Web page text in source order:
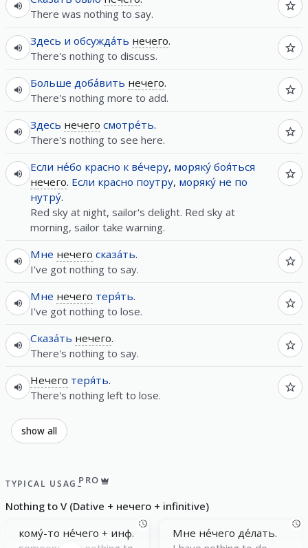
There was nothing to say.
Здесь и обсужда́ть нечего.
There's nothing to discuss.
Больше доба́вить нечего.
There's nothing more to add.
Здесь нечего смотре́ть.
There's nothing to see here.
Если не́бо красно к ве́черу, моряку́ боя́ться
нечего. Если красно поутру, моряку́ не по
нутру́.
Red sky at night, sailor's delight. Red sky at
morning, sailor take warning.
Мне нечего сказа́ть.
I've got nothing to say.
Мне нечего теря́ть.
I've got nothing to lose.
Сказа́ть нечего.
There's nothing to say.
Нечего теря́ть.
There's nothing left to lose.
show all
TYPICAL USAGEPRO
Nothing to V (Dative + нечего + infinitive)
кому́-то не́чего + инф.
Мне не́чего де́лать.